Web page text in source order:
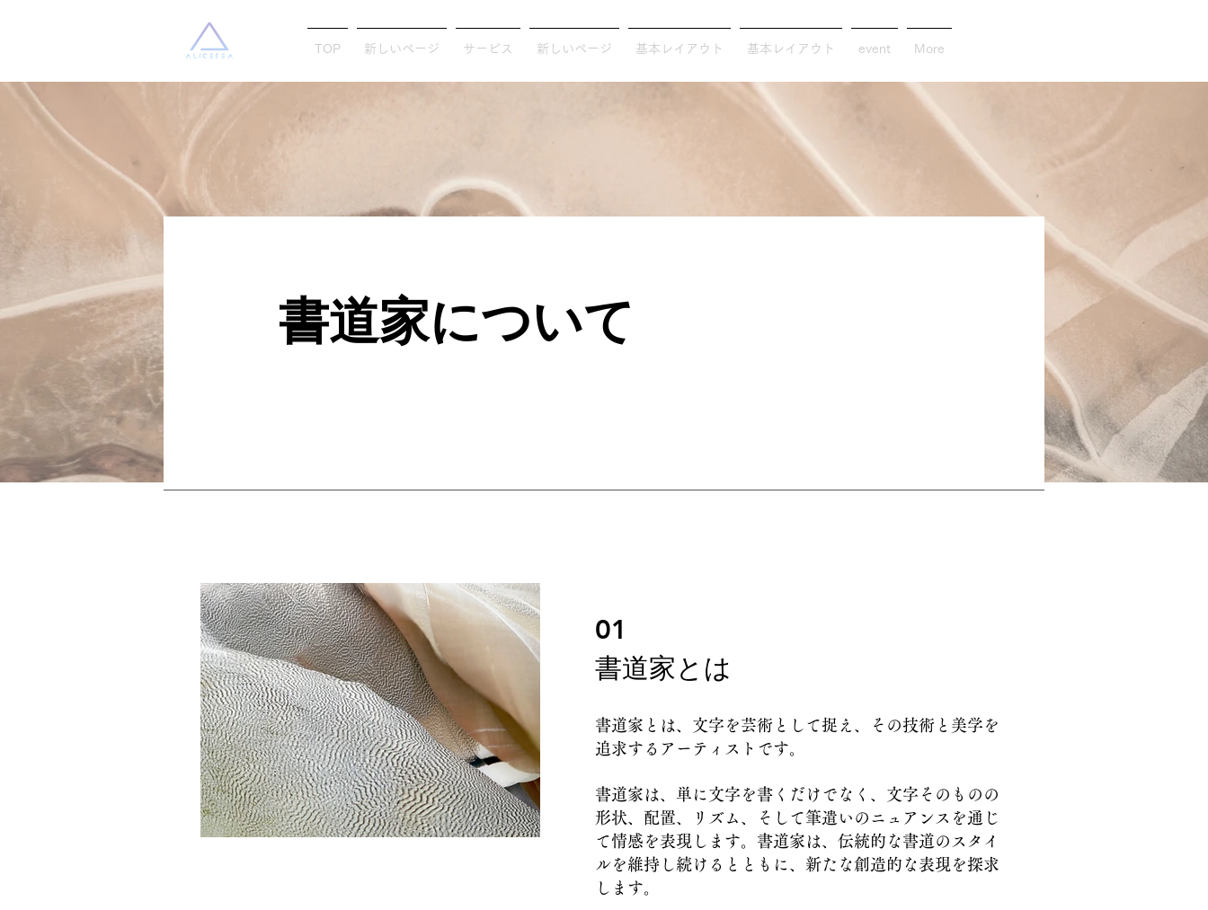
TOP 新しいページ サービス 新しいページ 基本レイアウト 基本レイアウト event More
​書道家について
01
​書道家とは
書道家とは、文字を芸術として捉え、その技術と美学を
追求するアーティストです。
書道家は、単に文字を書くだけでなく、文字そのものの
形状、配置、リズム、そして筆遣いのニュアンスを通じ
て情感を表現します。書道家は、伝統的な書道のスタイ
ルを維持し続けるとともに、新たな創造的な表現を探求
します。